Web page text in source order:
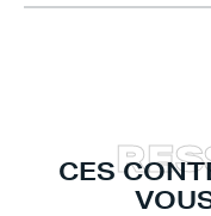
CESRES